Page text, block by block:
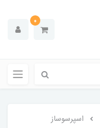
0
اسپرسوساز